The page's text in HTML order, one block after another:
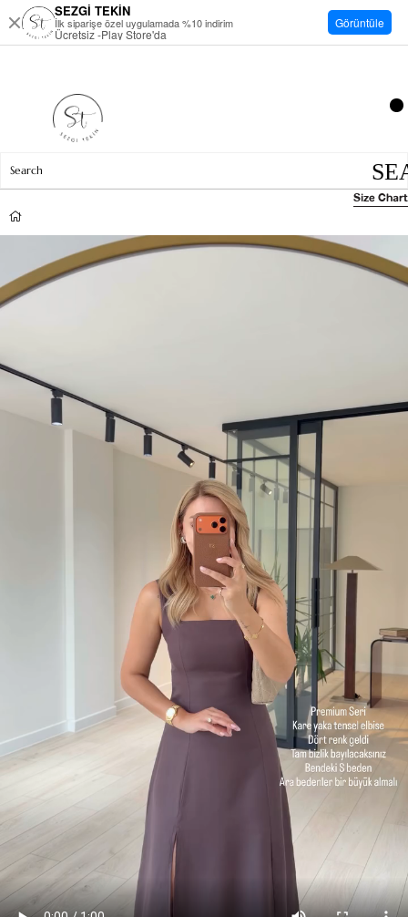
Size Chart
SEZGİ TEKİN
İlk siparişe özel uygulamada %10 indirim
Ücretsiz -Play Store'da
Görüntüle